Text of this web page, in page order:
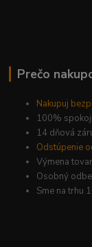
Prečo
Nakupuj
100%
14 dňová
Odstúpenie
Výmena
Osobný
Sme na trhu